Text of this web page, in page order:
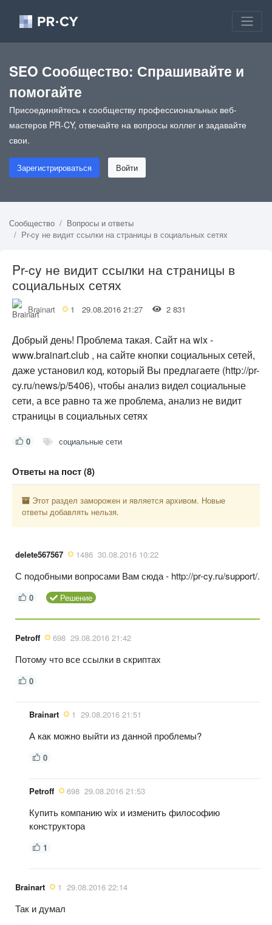
SEO Сообщество: Спрашивайте и
помогайте
Присоединяйтесь к сообществу профессиональных веб-
мастеров PR-CY, отвечайте на вопросы коллег и задавайте
свои.
Зарегистрироваться Войти
Сообщество
Вопросы и ответы
Pr-cy не видит ссылки на страницы в социальных сетях
Pr-cy не видит ссылки на страницы в
социальных сетях
Brainart 1 29.08.2016 21:27 2 831
Добрый день! Проблема такая. Сайт на wix -
www.brainart.club , на сайте кнопки социальных сетей,
даже установил код, который Вы предлагаете (http://pr-
cy.ru/news/p/5406), чтобы анализ видел социальные
сети, а все равно та же проблема, анализ не видит
страницы в социальных сетях
0 социальные сети
Ответы на пост (8)
Этот раздел заморожен и является архивом. Новые
ответы добавлять нельзя.
delete567567 1486 30.08.2016 10:22
С подобными вопросами Вам сюда - http://pr-cy.ru/support/.
0 Решение
Petroff 698 29.08.2016 21:42
Потому что все ссылки в скриптах
0
Brainart 1 29.08.2016 21:51
А как можно выйти из данной проблемы?
0
Petroff 698 29.08.2016 21:53
Купить компанию wix и изменить философию
конструктора
1
Brainart 1 29.08.2016 22:14
Так и думал